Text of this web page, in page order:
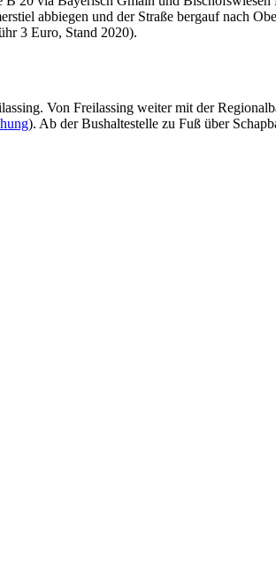
abbiegen und der Straße bergauf nach
3 Euro, Stand 2020).
Von Freilassing weiter mit der
). Ab der Bushaltestelle zu Fuß über